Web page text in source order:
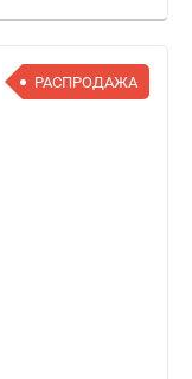
РАСПРОДАЖА